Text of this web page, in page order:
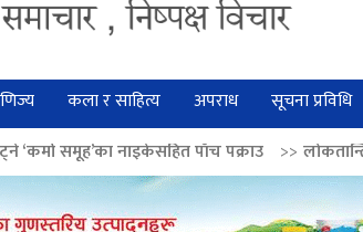
कला र साहित्य अपराध सूचना प्रविधि
पाँच पक्राउ >>लोकतान्त्रिक मूल्य सुदृढ बनाउन